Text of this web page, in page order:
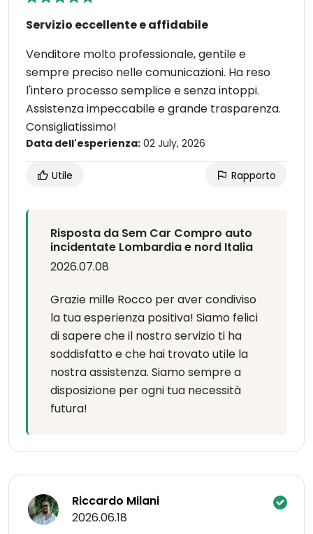
Servizio eccellente e affidabile
Venditore molto professionale, gentile e
sempre preciso nelle comunicazioni. Ha reso
l'intero processo semplice e senza intoppi.
Assistenza impeccabile e grande trasparenza.
Consigliatissimo!
Data dell'esperienza: 02 July, 2026
Utile Rapporto
Risposta da Sem Car Compro auto
incidentate Lombardia e nord Italia
2026.07.08
Grazie mille Rocco per aver condiviso
la tua esperienza positiva! Siamo felici
di sapere che il nostro servizio ti ha
soddisfatto e che hai trovato utile la
nostra assistenza. Siamo sempre a
disposizione per ogni tua necessità
futura!
Riccardo Milani
2026.06.18